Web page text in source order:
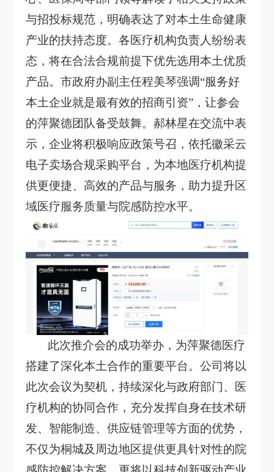
与招投标规范，明确表达了对本土生命健康
产业的扶持态度。各医疗机构负责人纷纷表
态，将在合法合规前提下优先选用本土优质
产品。市政府办副主任程美琴强调“服务好
本土企业就是最有效的招商引资”，让参会
的萍聚德团队备受鼓舞。郝林星在交流中表
示，企业将积极响应政策号召，依托徽采云
电子卖场合规采购平台，为本地医疗机构提
供更便捷、高效的产品与服务，助力提升区
域医疗服务质量与院感防控水平。
此次推介会的成功举办，为萍聚德医疗
搭建了深化本土合作的重要平台。公司将以
此次会议为契机，持续深化与政府部门、医
疗机构的协同合作，充分发挥自身在技术研
发、智能制造、供应链管理等方面的优势，
不仅为桐城及周边地区提供更具针对性的院